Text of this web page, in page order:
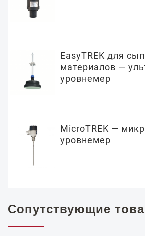
EasyTREK для
материалов —
уровнемер
MicroTREK —
уровнемер
Сопутствующие